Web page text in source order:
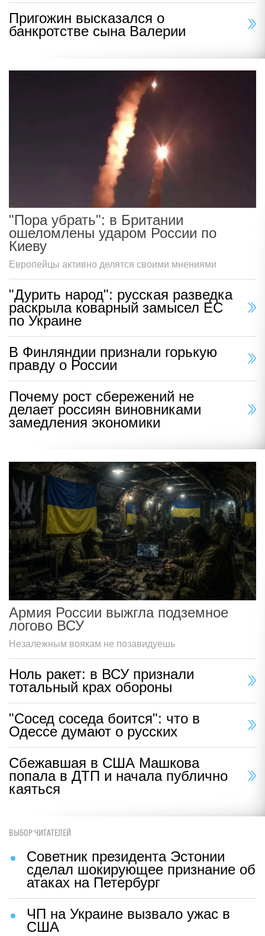
Пригожин высказался о
банкротстве сына Валерии
"Пора убрать": в Британии
ошеломлены ударом России по
Киеву
Европейцы активно делятся своими мнениями
"Дурить народ": русская разведка
раскрыла коварный замысел ЕС
по Украине
В Финляндии признали горькую
правду о России
Почему рост сбережений не
делает россиян виновниками
замедления экономики
Армия России выжгла подземное
логово ВСУ
Незалежным воякам не позавидуешь
Ноль ракет: в ВСУ признали
тотальный крах обороны
"Сосед соседа боится": что в
Одессе думают о русских
Сбежавшая в США Машкова
попала в ДТП и начала публично
каяться
ВЫБОР ЧИТАТЕЛЕЙ
Советник президента Эстонии
сделал шокирующее признание об
атаках на Петербург
ЧП на Украине вызвало ужас в
США